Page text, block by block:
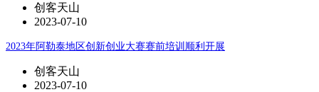
创客天山
2023-07-10
2023年阿勒泰地区创新创业大赛赛前培训顺利开展
创客天山
2023-07-10